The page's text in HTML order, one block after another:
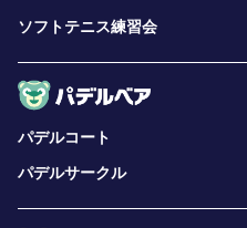
ソフトテニス練習会
パデルコート
パデルサークル